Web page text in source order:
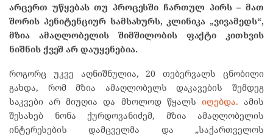
არცერთ უწყებას თუ პროცესში ჩართულ პირს – მათ
შორის პენიტენციურ სამსახურს, კლინიკა „ვივამედს“,
მზია ამაღლობელის შიმშილობის ფაქტი კითხვის
ნიშნის ქვეშ არ დაუყენებია.
როგორც უკვე აღნიშნულია, 20 თებერვალს ცნობილი
გახდა, რომ მზია ამაღლობელს დაკავების შემდეგ
საკვები არ მიუღია და მხოლოდ წყალს იღებდა. ამის
შესახებ ნონა ქურდოვანიძემ, მზია ამაღლობელის
ინტერესების დამცველმა და „საქართველოს